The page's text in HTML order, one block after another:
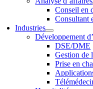
Conseil en
Consultant
Industries
Développement
DSE/DME
Gestion de
Prise en